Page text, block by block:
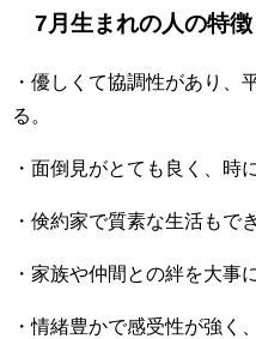
7月生まれの人の特徴
・優しくて協調性があり、
る。
・面倒見がとても良く、時
・倹約家で質素な生活もで
・家族や仲間との絆を大事
・情緒豊かで感受性が強く